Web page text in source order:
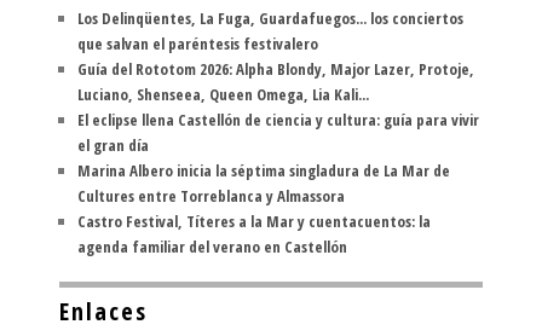
Los Delinqüentes, La Fuga, Guardafuegos... los conciertos
que salvan el paréntesis festivalero
Guía del Rototom 2026: Alpha Blondy, Major Lazer, Protoje,
Luciano, Shenseea, Queen Omega, Lia Kali...
El eclipse llena Castellón de ciencia y cultura: guía para vivir
el gran día
Marina Albero inicia la séptima singladura de La Mar de
Cultures entre Torreblanca y Almassora
Castro Festival, Títeres a la Mar y cuentacuentos: la
agenda familiar del verano en Castellón
Enlaces